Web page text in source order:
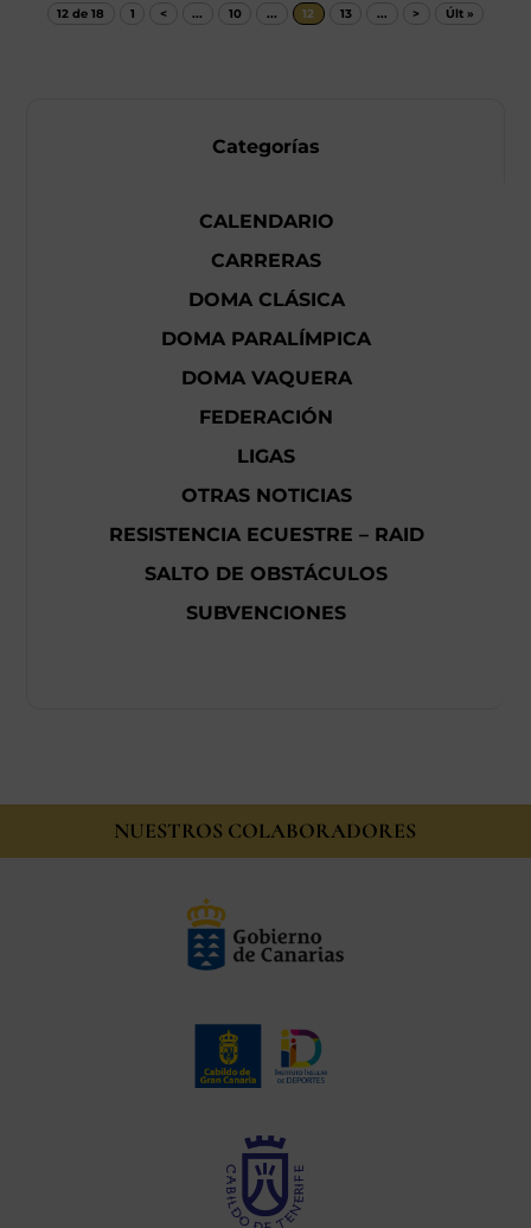
12 de 18 1 < ... 10 ... 12 13 ... > Últ »
Categorías
CALENDARIO
CARRERAS
DOMA CLÁSICA
DOMA PARALÍMPICA
DOMA VAQUERA
FEDERACIÓN
LIGAS
OTRAS NOTICIAS
RESISTENCIA ECUESTRE – RAID
SALTO DE OBSTÁCULOS
SUBVENCIONES
NUESTROS COLABORADORES